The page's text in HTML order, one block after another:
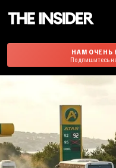
НАМ ОЧЕНЬ
Подпишитесь